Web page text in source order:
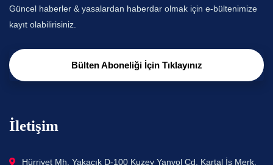
Güncel haberler & yasalardan haberdar olmak için e-bültenimize
kayıt olabilirisiniz.
Bülten Aboneliği İçin Tıklayınız
İletişim
Hürriyet Mh. Yakacık D-100 Kuzey Yanyol Cd. Kartal İş Merk.